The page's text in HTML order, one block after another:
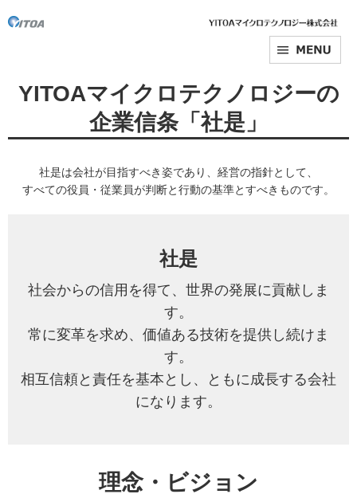
YITOAマイクロテクノロジーの
企業信条「社是」
社是は会社が目指すべき姿であり、経営の指針として、
すべての役員・従業員が判断と行動の基準とすべきものです。
社是
社会からの信用を得て、世界の発展に貢献しま
す。
常に変革を求め、価値ある技術を提供し続けま
す。
相互信頼と責任を基本とし、ともに成長する会社
になります。
理念・ビジョン